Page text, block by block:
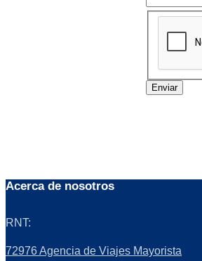
Enviar
Acerca de nosotros
RNT:
72976 Agencia de Viajes Mayorista